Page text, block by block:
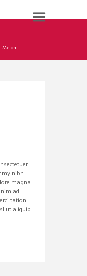
Melon
nibh
magna
ad
tation
ut aliquip.